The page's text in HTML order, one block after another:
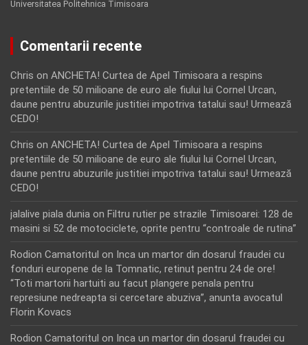
Universitatea Politehnica Timisoara
Comentarii recente
Chris on ANCHETA! Curtea de Apel Timisoara a respins
pretentiile de 50 milioane de euro ale fiului lui Cornel Urcan,
daune pentru abuzurile justitiei impotriva tatalui sau! Urmează
CEDO!
Chris on ANCHETA! Curtea de Apel Timisoara a respins
pretentiile de 50 milioane de euro ale fiului lui Cornel Urcan,
daune pentru abuzurile justitiei impotriva tatalui sau! Urmează
CEDO!
jalalive piala dunia on Filtru rutier pe strazile Timisoarei: 128 de
masini si 52 de motociclete, oprite pentru “controale de rutina”
Rodion Camatoritul on Inca un martor din dosarul fraudei cu
fonduri europene de la Tomnatic, retinut pentru 24 de ore!
“Toti martorii hartuiti au facut plangere penala pentru
represiune nedreapta si cercetare abuziva”, anunta avocatul
Florin Kovacs
Rodion Camatoritul on Inca un martor din dosarul fraudei cu